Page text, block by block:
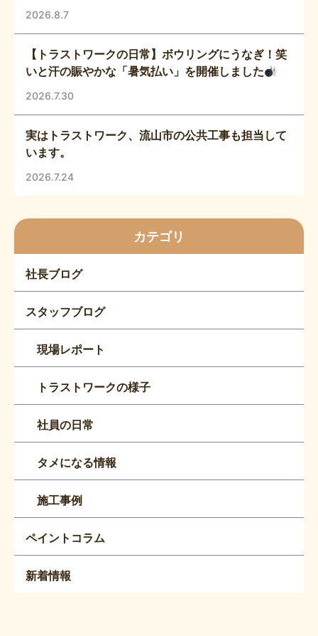
2026.8.7
【トラストワークの日常】ボウリングにうなぎ！笑
いと汗の賑やかな「暑気払い」を開催しました
2026.7.30
実はトラストワーク、流山市の公共工事も担当して
います。
2026.7.24
カテゴリ
社長ブログ
スタッフブログ
現場レポート
トラストワークの様子
社員の日常
タメになる情報
施工事例
ペイントコラム
新着情報